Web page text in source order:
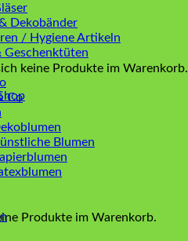
keine Produkte im Warenkorb.
Produkte im Warenkorb.
Dekobänder
/ Hygiene Artikeln
Geschenktüten
Co
Blumen